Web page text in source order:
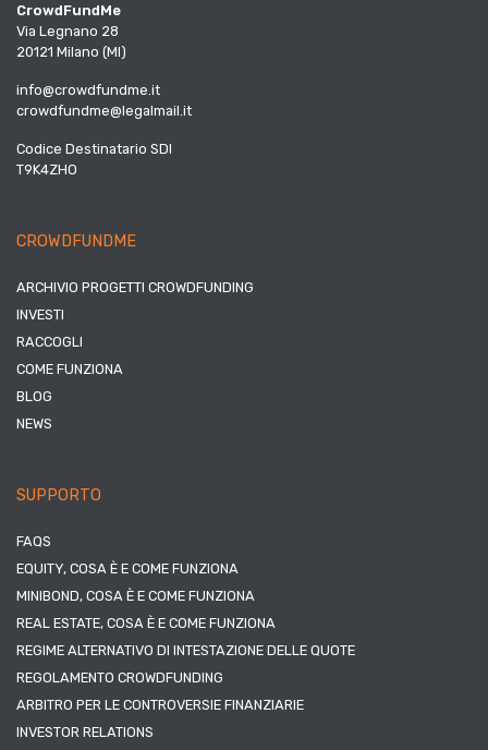
CrowdFundMe
Via Legnano 28
20121 Milano (MI)
info@crowdfundme.it
crowdfundme@legalmail.it
Codice Destinatario SDI
T9K4ZHO
CROWDFUNDME
ARCHIVIO PROGETTI CROWDFUNDING
INVESTI
RACCOGLI
COME FUNZIONA
BLOG
NEWS
SUPPORTO
FAQS
EQUITY, COSA È E COME FUNZIONA
MINIBOND, COSA È E COME FUNZIONA
REAL ESTATE, COSA È E COME FUNZIONA
REGIME ALTERNATIVO DI INTESTAZIONE DELLE QUOTE
REGOLAMENTO CROWDFUNDING
ARBITRO PER LE CONTROVERSIE FINANZIARIE
INVESTOR RELATIONS